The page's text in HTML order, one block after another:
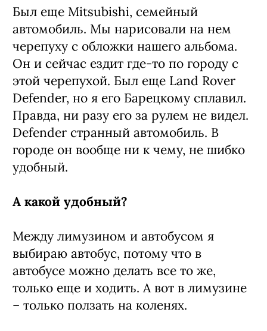
Был еще Mitsubishi, семейный
автомобиль. Мы нарисовали на нем
черепуху с обложки нашего альбома.
Он и сейчас ездит где-то по городу с
этой черепухой. Был еще Land Rover
Defender, но я его Барецкому сплавил.
Правда, ни разу его за рулем не видел.
Defender странный автомобиль. В
городе он вообще ни к чему, не шибко
удобный.
А какой удобный?
Между лимузином и автобусом я
выбираю автобус, потому что в
автобусе можно делать все то же,
только еще и ходить. А вот в лимузине
– только ползать на коленях.